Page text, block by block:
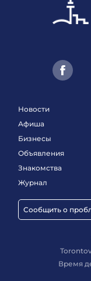
Новости
Афиша
Бизнесы
Объявления
Знакомства
Журнал
Сообщить о
Время